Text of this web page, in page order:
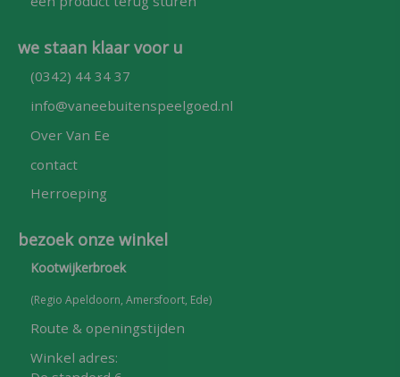
we staan klaar voor u
(0342) 44 34 37
info@vaneebuitenspeelgoed.nl
Over Van Ee
contact
Herroeping
bezoek onze winkel
Kootwijkerbroek
(Regio Apeldoorn, Amersfoort, Ede)
Route & openingstijden
Winkel adres: